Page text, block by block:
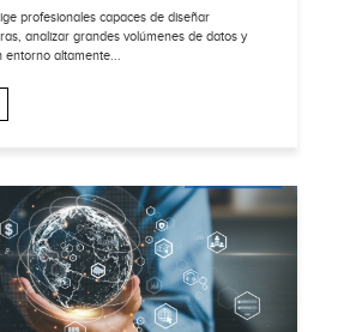
profesionales capaces de diseñar
analizar grandes volúmenes de datos y
entorno altamente...